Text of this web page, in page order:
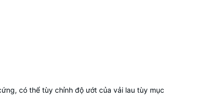
có thể tùy chỉnh độ ướt của vải lau tùy mục